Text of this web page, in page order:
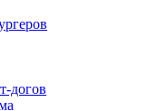
догов